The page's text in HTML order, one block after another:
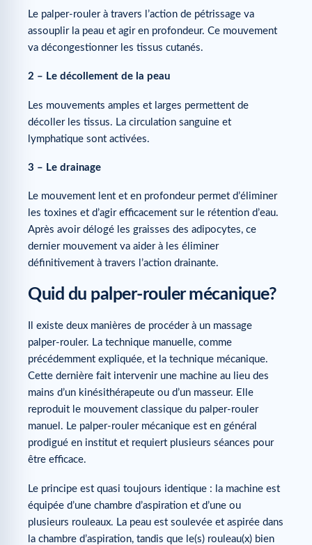
Le palper-rouler à travers l’action de pétrissage va
assouplir la peau et agir en profondeur. Ce mouvement
va décongestionner les tissus cutanés.
2 – Le décollement de la peau
Les mouvements amples et larges permettent de
décoller les tissus. La circulation sanguine et
lymphatique sont activées.
3 – Le drainage
Le mouvement lent et en profondeur permet d’éliminer
les toxines et d’agir efficacement sur le rétention d’eau.
Après avoir délogé les graisses des adipocytes, ce
dernier mouvement va aider à les éliminer
définitivement à travers l’action drainante.
Quid du palper-rouler mécanique?
Il existe deux manières de procéder à un massage
palper-rouler. La technique manuelle, comme
précédemment expliquée, et la technique mécanique.
Cette dernière fait intervenir une machine au lieu des
mains d’un kinésithérapeute ou d’un masseur. Elle
reproduit le mouvement classique du palper-rouler
manuel. Le palper-rouler mécanique est en général
prodigué en institut et requiert plusieurs séances pour
être efficace.
Le principe est quasi toujours identique : la machine est
équipée d’une chambre d’aspiration et d’une ou
plusieurs rouleaux. La peau est soulevée et aspirée dans
la chambre d’aspiration, tandis que le(s) rouleau(x) bien